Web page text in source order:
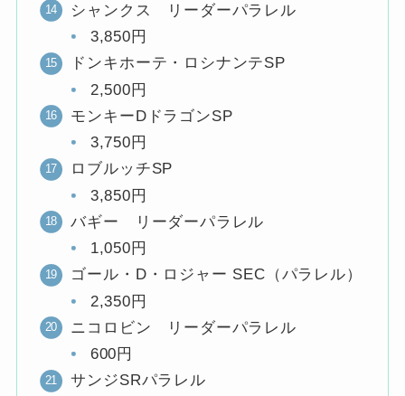
シャンクス リーダーパラレル
3,850円
ドンキホーテ・ロシナンテSP
2,500円
モンキーDドラゴンSP
3,750円
ロブルッチSP
3,850円
バギー リーダーパラレル
1,050円
ゴール・D・ロジャー SEC（パラレル）
2,350円
ニコロビン リーダーパラレル
600円
サンジSRパラレル